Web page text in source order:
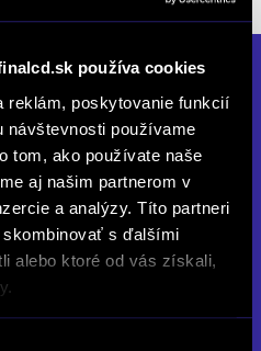
používa cookies
reklám, poskytovanie funkcií
návštevnosti používame
tom, ako používate naše
aj našim partnerom v
a analýzy. Títo partneri
s ďalšími
alebo ktoré od vás získali,